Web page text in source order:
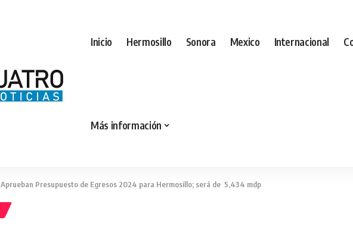
Inicio Hermosillo Sonora Mexico Internacional
Más información
Aprueban Presupuesto de Egresos 2024 para Hermosillo; será de 5,434 mdp